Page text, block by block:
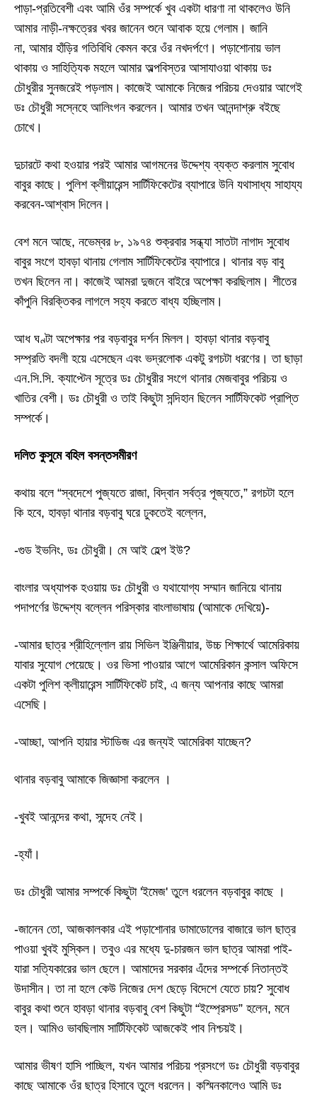
পাড়া-প্রতিবেশী এবং আমি ওঁর সম্পর্কে খুব একটা ধারণা না থাকলেও উনি
আমার নাড়ী-নক্ষত্রের খবর জানেন শুনে আবাক হয়ে গেলাম। জানি
না, আমার হাঁড়ির গতিবিধি কেমন করে ওঁর নখদর্পণে। পড়াশোনায় ভাল
থাকায় ও সাহিত্যিক মহলে আমার অল্পবিস্তর আসাযাওয়া থাকায় ডঃ
চৌধুরীর সুনজরেই পড়লাম। কাজেই আমাকে নিজের পরিচয় দেওয়ার আগেই
ডঃ চৌধুরী সস্নেহে আলিংগন করলেন। আমার তখন আনন্দাশ্রু বইছে
চোখে।
দুচারটে কথা হওয়ার পরই আমার আগমনের উদ্দেশ্য ব্যক্ত করলাম সুবোধ
বাবুর কাছে। পুলিশ ক্লীয়ারেন্স সার্টিফিকেটেরব্যাপারে উনি যথাসাধ্য সাহায্য
করবেন-আশ্বাস দিলেন।
বেশ মনে আছে, নভেম্বর ৮, ১৯৭৪ শুক্রবার সন্ধ্যা সাতটা নাগাদ সুবোধ
বাবুর সংগে হাবড়া থানায় গেলাম সার্টিফিকেটের ব্যাপারে। থানার বড় বাবু
তখন ছিলেন না। কাজেই আমরা দুজনে বাইরে অপেক্ষা করছিলাম। শীতের
কাঁপুনি বিরক্তিকর লাগলে সহ্য করতে বাধ্য হচ্ছিলাম।
আধ ঘণ্টা অপেক্ষার পর বড়বাবুর দর্শন মিলল। হাবড়া থানার বড়বাবু
সম্প্রতি বদলী হয়ে এসেছেন এবং ভদ্রলোক একটু রগচটা ধরণের। তা ছাড়া
এন.সি.সি.ক্যাপ্টেন সূত্রে ডঃ চৌধুরীর সংগে থানার মেজবাবুর পরিচয় ও
খাতির বেশী। ডঃ চৌধুরী ও তাই কিছুটা সন্দিহান ছিলেন সার্টিফিকেট প্রাপ্তি
সম্পর্কে।
দলিত কুসুমে বহিল বসন্তসমীরণ
কথায় বলে “স্বদেশে পুজ্যতে রাজা, বিদ্বান সর্বত্র পূজ্যতে,” রগচটা হলে
কি হবে, হাবড়া থানার বড়বাবু ঘরে ঢুকতেই বল্লেন,
-গুড ইভনিং, ডঃ চৌধুরী। মে আই হেল্প ইউ?
বাংলার অধ্যাপক হওয়ায় ডঃ চৌধু্রী ও যথাযোগ্য সম্মান জানিয়ে থানায়
পদাপর্ণের উদ্দেশ্য বল্লেন পরিস্কার বাংলাভাষায় (আমাকে দেখিয়ে)-
-আমার ছাত্র শ্রীহিল্লোল রায় সিভিল ইঞ্জিনীয়ার, উচ্চ শিক্ষার্থে আমেরিকায়
যাবার সুযোগ পেয়েছে। ওর ভিসা পাওয়ার আগে আমেরিকান কন্সাল অফিসে
একটা পুলিশ ক্লীয়ারেন্স সার্টিফিকেট চাই, এ জন্য আপনার কাছে আমরা
এসেছি।
-আচ্ছা, আপনি হায়ার স্টাডিজ এর জন্যই আমেরিকা যাচ্ছেন?
থানার বড়বাবু আমাকে জিজ্ঞাসা করলেন ।
-খুবই আনন্দের কথা, সন্দেহ নেই।
-হ্যাঁ।
ডঃ চৌধুরী আমার সম্পর্কে কিছুটা 'ইমেজ'তুলে ধরলেন বড়বাবুর কাছে ।
-জানেন তো, আজকালকার এই পড়াশোনার ডামাডোলের বাজারে ভাল ছাত্র
পাওয়া খুবই মুস্কিল। তবুও এর মধ্যে দু-চারজন ভাল ছাত্র আমরাপাই-
যারা সত্যিকারের ভাল ছেলে। আমাদের সরকার এঁদের সম্পর্কে নিতান্তই
উদাসীন। তা না হলে কেউ নিজের দেশ ছেড়ে বিদেশে যেতে চায়? সুবোধ
বাবুর কথা শুনে হাবড়া থানার বড়বাবু বেশ কিছুটা “ইম্প্রেসড” হলেন, মনে
হল। আমিও ভাবছিলাম সার্টিফিকেট আজকেই পাব নিশ্চয়ই।
আমার ভীষণ হাসি পাচ্ছিল, যখন আমার পরিচয় প্রসংগে ডঃ চৌধুরী বড়বাবুর
কাছে আমাকে ওঁর ছাত্র হিসাবে তুলে ধরলেন। কস্মিনকালেও আমি ডঃ